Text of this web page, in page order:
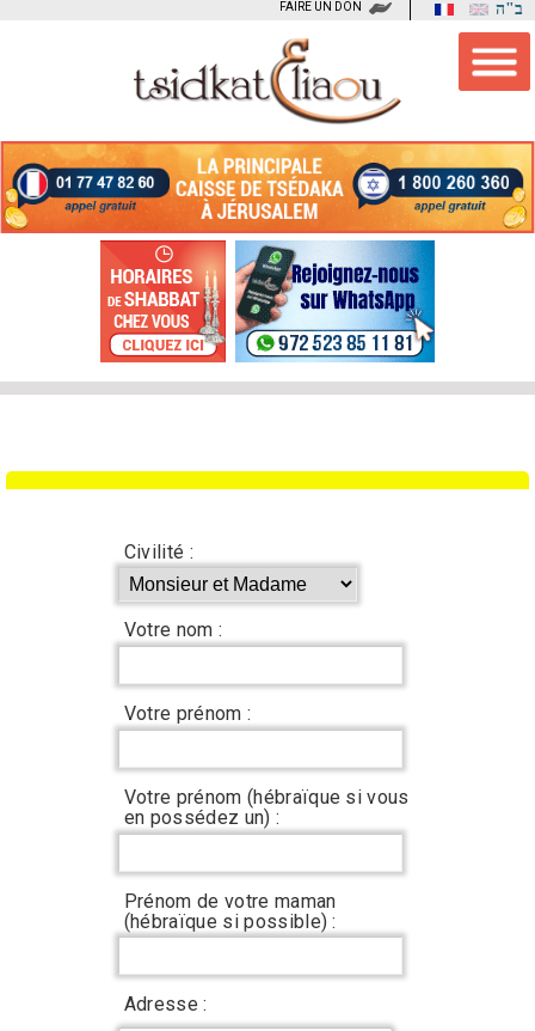
ב"ה FAIRE UN DON
Civilité :
Votre nom :
Votre prénom :
Votre prénom (hébraïque si vous
en possédez un) :
Prénom de votre maman
(hébraïque si possible) :
Adresse :